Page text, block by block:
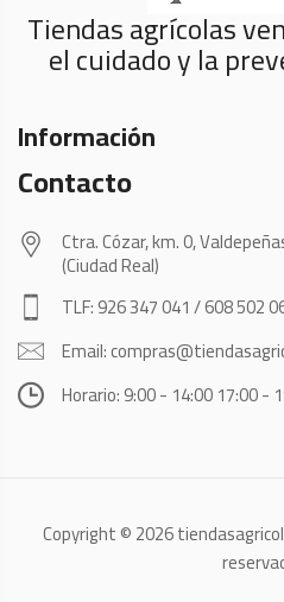
Tiendas agrícolas
el cuidado y la
Información
Contacto
Ctra. Cózar, km. 0,
(Ciudad Real)
TLF: 926 347 041 / 608 502
Email:
Horario: 9:00 - 14:00 17:00 -
Copyright © 2026